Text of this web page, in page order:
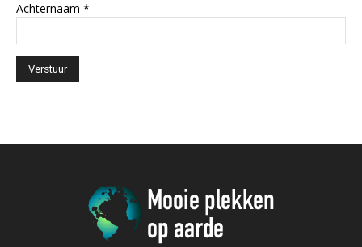
Achternaam *